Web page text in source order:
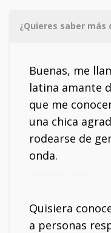
¿Quieres saber más
Buenas, me
latina amante
que me
una chica
rodearse de
onda.
Quisiera
a personas